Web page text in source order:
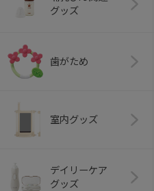
グッズ
歯がため
室内グッズ
デイリーケア
グッズ